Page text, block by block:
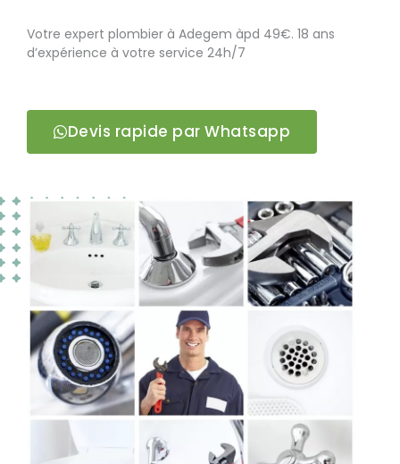
Votre expert plombier à Adegem àpd 49€. 18 ans
d’expérience à votre service 24h/7
Devis rapide par Whatsapp